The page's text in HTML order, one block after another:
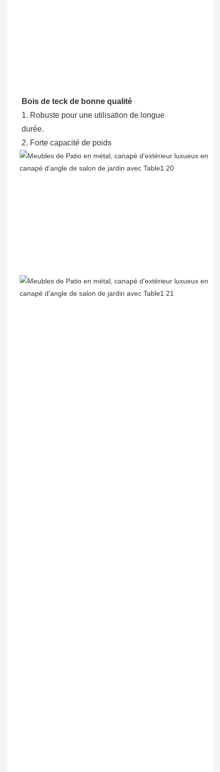
Bois de teck de bonne qualité
1. Robuste pour une utilisation de longue
durée.
2. Forte capacité de poids